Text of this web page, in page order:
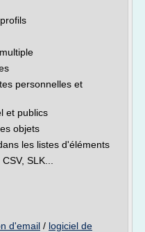
personnelles et
et publics
objets
les listes d'éléments
SLK...
d'email / logiciel de